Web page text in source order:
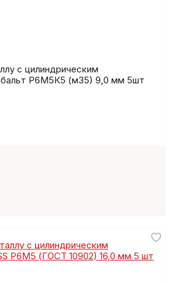
с цилиндрическим
Р6М5К5 (м35) 9,0 мм 5шт